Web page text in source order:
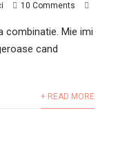
10 Comments
combinatie. Mie imi
cand
+ READ MORE